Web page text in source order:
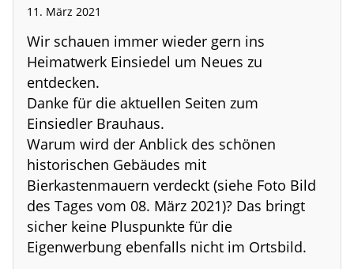
11. März 2021
Wir schauen immer wieder gern ins
Heimatwerk Einsiedel um Neues zu
entdecken.
Danke für die aktuellen Seiten zum
Einsiedler Brauhaus.
Warum wird der Anblick des schönen
historischen Gebäudes mit
Bierkastenmauern verdeckt (siehe Foto Bild
des Tages vom 08. März 2021)? Das bringt
sicher keine Pluspunkte für die
Eigenwerbung ebenfalls nicht im Ortsbild.